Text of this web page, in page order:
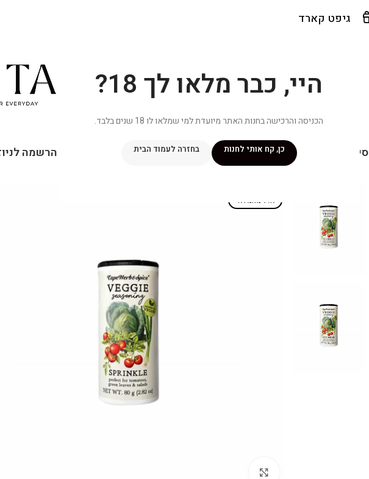
היי, כבר מלאו לך 18?
הכניסה והרכישה בחנות האתר מיועדת למי שמלאו לו 18 שנים בלבד.
כן, קח אותי לחנות בחזרה לעמוד הבית
גיפט קארד
שלי מתכוניםמנוי ״אליטה פלוס״חנותפרסומים במדיה הרשמה
אזל מהמלאי